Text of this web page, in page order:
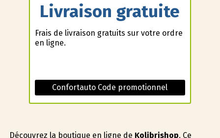
Livraison gratuite
Frais de livraison gratuits sur votre ordre
en ligne.
Confortauto Code promotionnel
Découvrez la boutique en ligne de Kolibrishop. Ce